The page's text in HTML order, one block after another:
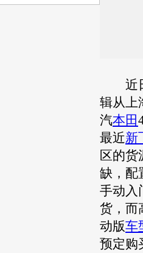
近
辑从上
汽本田
最近新
区的货
缺，配
手动入
货，而
动版车
预定购